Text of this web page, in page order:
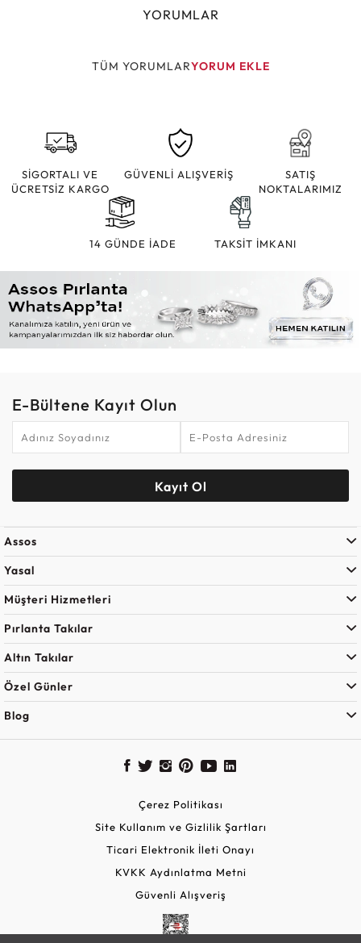
YORUMLAR
TÜM YORUMLARYORUM EKLE
SİGORTALI VE
ÜCRETSİZ KARGO
GÜVENLİ ALIŞVERİŞ
SATIŞ
NOKTALARIMIZ
14 GÜNDE İADE TAKSİT İMKANI
E-Bültene Kayıt Olun
Kayıt Ol
Assos
Yasal
Müşteri Hizmetleri
Pırlanta Takılar
Altın Takılar
Özel Günler
Blog
Çerez Politikası
Site Kullanım ve Gizlilik Şartları
Ticari Elektronik İleti Onayı
KVKK Aydınlatma Metni
Güvenli Alışveriş